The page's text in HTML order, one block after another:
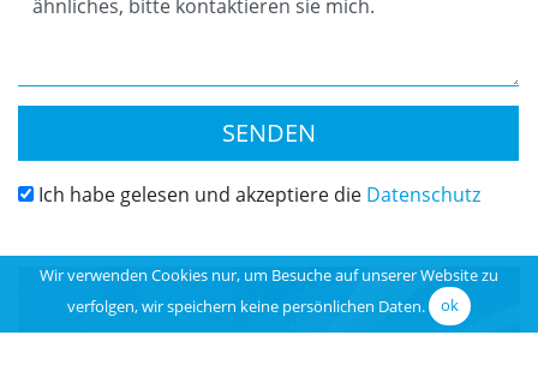
SENDEN
Ich habe gelesen und akzeptiere die Datenschutz
Wir verwenden Cookies nur, um Besuche auf unserer Website zu
verfolgen, wir speichern keine persönlichen Daten. ok